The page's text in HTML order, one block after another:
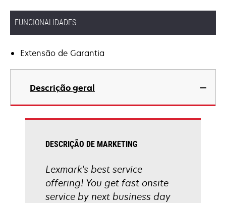
FUNCIONALIDADES
Extensão de Garantia
Descrição geral
DESCRIÇÃO DE MARKETING
Lexmark's best service
offering! You get fast onsite
service by next business day